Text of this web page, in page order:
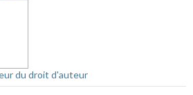
du droit d'auteur